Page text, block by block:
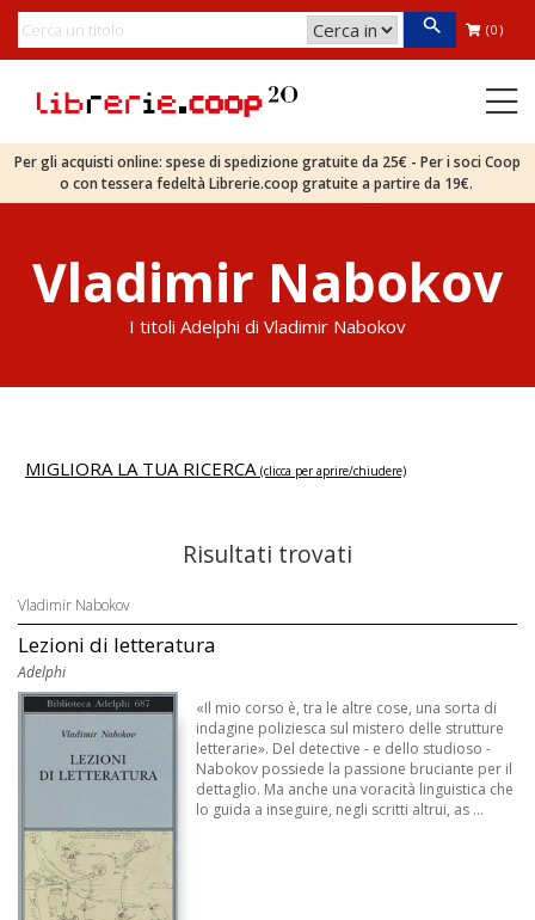
(0)
Per gli acquisti online: spese di spedizione gratuite da 25€ - Per i soci Coop
o con tessera fedeltà Librerie.coop gratuite a partire da 19€.
Vladimir Nabokov
I titoli Adelphi di Vladimir Nabokov
MIGLIORA LA TUA RICERCA (clicca per aprire/chiudere)
Risultati trovati
Vladimir Nabokov
Lezioni di letteratura
Adelphi
«Il mio corso è, tra le altre cose, una sorta di
indagine poliziesca sul mistero delle strutture
letterarie». Del detective - e dello studioso -
Nabokov possiede la passione bruciante per il
dettaglio. Ma anche una voracità linguistica che
lo guida a inseguire, negli scritti altrui, as ...